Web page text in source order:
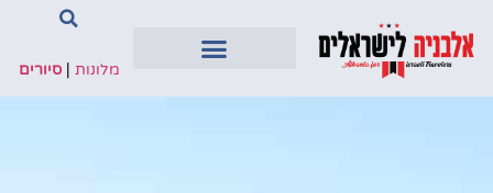
מלונות |סיורים